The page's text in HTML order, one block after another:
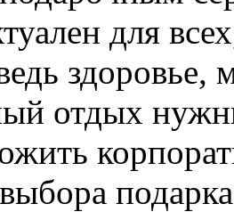
для
отдых